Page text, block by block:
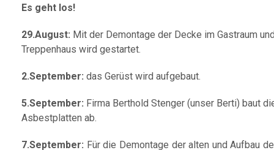
Es geht los!
29.August: Mit der Demontage der Decke im Gastraum
Treppenhaus wird gestartet.
2.September: das Gerüst wird aufgebaut.
5.September: Firma Berthold Stenger (unser Berti) baut
Asbestplatten ab.
7.September: Für die Demontage der alten und Aufbau